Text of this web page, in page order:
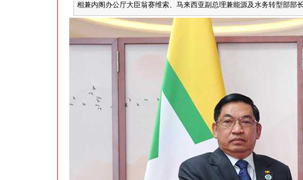
相兼内阁办公厅大臣翁赛维索、马来西亚副总理兼能源及水务转型部部